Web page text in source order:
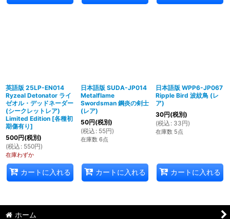
英語版 25LP-EN014
Ryzeal Detonator ライ
ゼオル・デッドネーダー
(シークレットレア)
Limited Edition [各種初
期傷有り]
500円(税別)
(税込 : 550円)
在庫わずか
カートに入れる
日本語版 SUDA-JP014
Metalflame
Swordsman 鋼炎の剣士
(レア)
50円(税別)
(税込 : 55円)
在庫数 6点
カートに入れる
日本語版 WPP6-JP067
Ripple Bird 波紋鳥 (レ
ア)
30円(税別)
(税込 : 33円)
在庫数 5点
カートに入れる
ホーム